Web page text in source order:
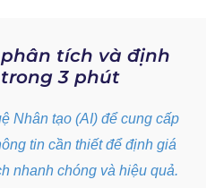
tích và định
3 phút
Nhân tạo (AI) để cung cấp
tin cần thiết để định giá
nhanh chóng và hiệu quả.